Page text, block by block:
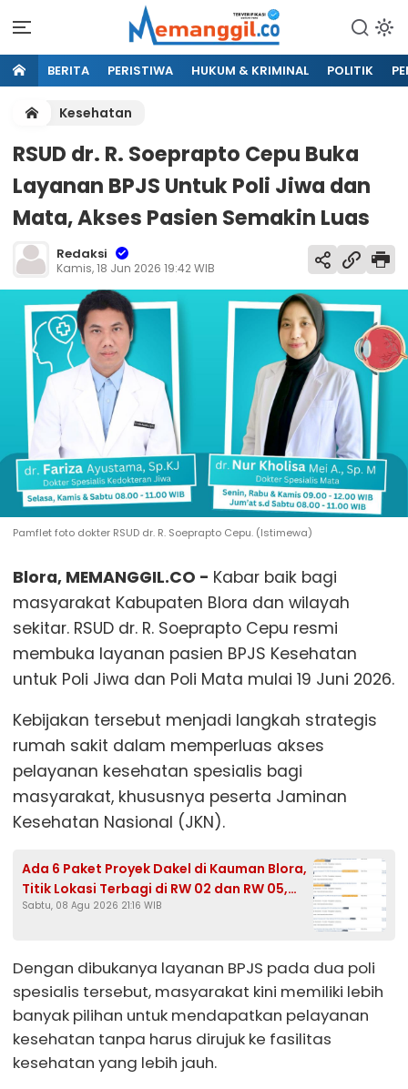
BERITA PERISTIWA HUKUM & KRIMINAL POLITIK
Kesehatan
RSUD dr. R. Soeprapto Cepu Buka
Layanan BPJS Untuk Poli Jiwa dan
Mata, Akses Pasien Semakin Luas
Redaksi
Kamis, 18 Jun 2026 19:42 WIB
Pamflet foto dokter RSUD dr. R. Soeprapto Cepu. (Istimewa)
Blora, MEMANGGIL.CO - Kabar baik bagi
masyarakat Kabupaten Blora dan wilayah
sekitar. RSUD dr. R. Soeprapto Cepu resmi
membuka layanan pasien BPJS Kesehatan
untuk Poli Jiwa dan Poli Mata mulai 19 Juni 2026.
Kebijakan tersebut menjadi langkah strategis
rumah sakit dalam memperluas akses
pelayanan kesehatan spesialis bagi
masyarakat, khususnya peserta Jaminan
Kesehatan Nasional (JKN).
Ada 6 Paket Proyek Dakel di Kauman Blora,
Titik Lokasi Terbagi di RW 02 dan RW 05,
HPS Tembus Rp465,3 Juta
Sabtu, 08 Agu 2026 21:16 WIB
Dengan dibukanya layanan BPJS pada dua poli
spesialis tersebut, masyarakat kini memiliki lebih
banyak pilihan untuk mendapatkan pelayanan
kesehatan tanpa harus dirujuk ke fasilitas
kesehatan yang lebih jauh.